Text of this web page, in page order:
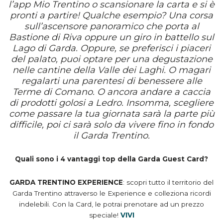
l’app Mio Trentino o scansionare la carta e si è
pronti a partire! Qualche esempio? Una corsa
sull’ascensore panoramico che porta al
Bastione di Riva oppure un giro in battello sul
Lago di Garda. Oppure, se preferisci i piaceri
del palato, puoi optare per una degustazione
nelle cantine della Valle dei Laghi. O magari
regalarti una parentesi di benessere alle
Terme di Comano. O ancora andare a caccia
di prodotti golosi a Ledro. Insomma, scegliere
come passare la tua giornata sarà la parte più
difficile, poi ci sarà solo da vivere fino in fondo
il Garda Trentino.
Quali sono i 4 vantaggi top della Garda Guest Card?
GARDA TRENTINO EXPERIENCE: scopri tutto il territorio del
Garda Trentino attraverso le Experience e colleziona ricordi
indelebili. Con la Card, le potrai prenotare ad un prezzo
speciale! VIVI